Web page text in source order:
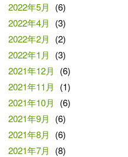
2022年5月
(6)
2022年4月
(3)
2022年2月
(2)
2022年1月
(3)
2021年12月
(6)
2021年11月
(1)
2021年10月
(6)
2021年9月
(6)
2021年8月
(6)
2021年7月
(8)